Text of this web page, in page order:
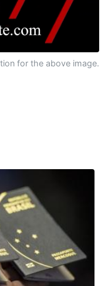
for the above image.